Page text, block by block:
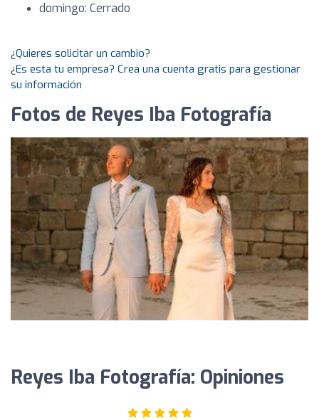
domingo: Cerrado
¿Quieres solicitar un cambio?
¿Es esta tu empresa? Crea una cuenta gratis para gestionar
su información
Fotos de Reyes Iba Fotografía
Reyes Iba Fotografía: Opiniones